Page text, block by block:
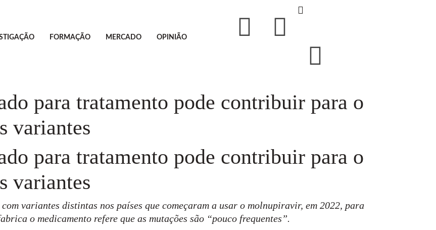
FORMAÇÃO MERCADO OPINIÃO
para tratamento pode contribuir para o
variantes
para tratamento pode contribuir para o
variantes
variantes distintas nos países que começaram a usar o molnupiravir, em 2022, para
o medicamento refere que as mutações são “pouco frequentes”.